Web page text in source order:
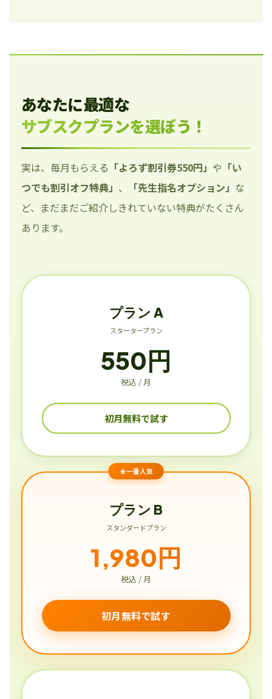
あなたに最適な
サブスクプランを選ぼう！
実は、毎月もらえる 「よろず割引券550円」 や 「い
つでも割引オフ特典」 、 「先生指名オプション」 な
ど、まだまだご紹介しきれていない特典がたくさん
あります。
プラン A
スタータープラン
550円
税込 / 月
初月無料で試す
★一番人気
プラン B
スタンダードプラン
1,980円
税込 / 月
初月無料で試す